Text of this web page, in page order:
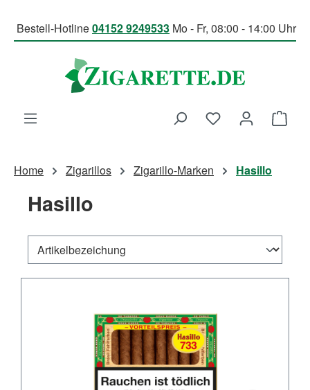
Bestell-Hotline04152 9249533 Mo - Fr, 08:00 - 14:00 Uhr
Du hast 0
Home Zigarillos Zigarillo-Marken Hasillo
Hasillo